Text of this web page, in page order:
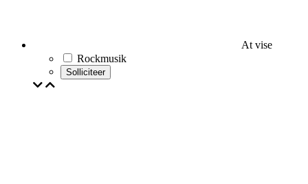
At vise
Rockmusik
Solliciteer